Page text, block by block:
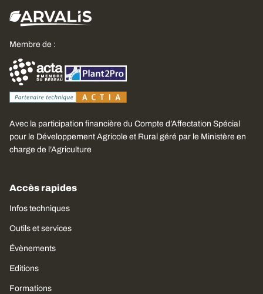
Membre de :
Avec la participation financière du Compte d’Affectation Spécial
pour le Développement Agricole et Rural géré par le Ministère en
charge de l’Agriculture
Accès rapides
Infos techniques
Outils et services
Évènements
Editions
Formations